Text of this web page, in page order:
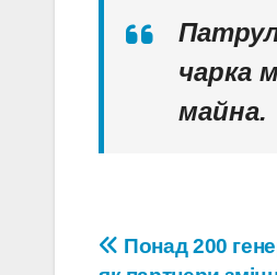
чарка
майна.
Навігація
Понад 200